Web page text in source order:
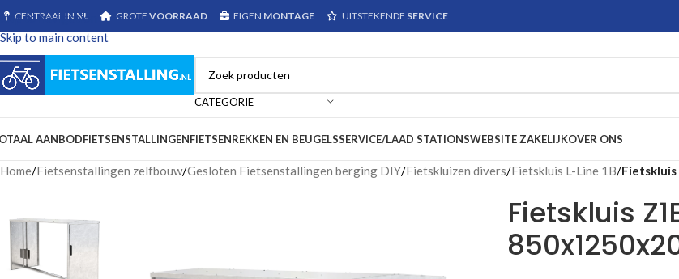
Skip to navigation
Skip to main content
CENTRAAL IN NL GROTE VOORRAAD EIGEN MONTAGE UITSTEKENDE SERVICE
CATEGORIE
AANBODFIETSENSTALLINGENFIETSENREKKEN EN BEUGELSSERVICE/LAAD STATIONSWEBSITE ZAKELIJKOVER ONS
Home/Fietsenstallingen zelfbouw/Gesloten Fietsenstallingen berging DIY/Fietskluizen divers/Fietskluis L-Line 1B/Fietskluis
Fietskluis